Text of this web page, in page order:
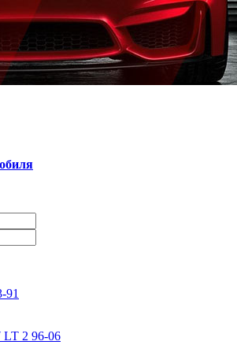
91
LT 2 96-06